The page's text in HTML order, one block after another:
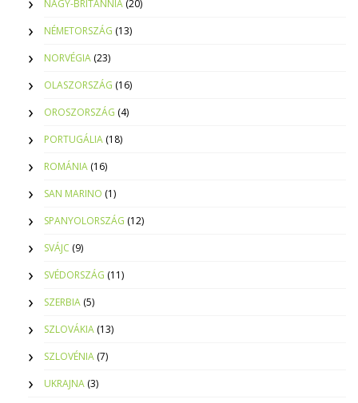
NAGY-BRITANNIA (20)
NÉMETORSZÁG (13)
NORVÉGIA (23)
OLASZORSZÁG (16)
OROSZORSZÁG (4)
PORTUGÁLIA (18)
ROMÁNIA (16)
SAN MARINO (1)
SPANYOLORSZÁG (12)
SVÁJC (9)
SVÉDORSZÁG (11)
SZERBIA (5)
SZLOVÁKIA (13)
SZLOVÉNIA (7)
UKRAJNA (3)